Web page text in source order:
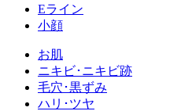
Eライン
小顔
お肌
ニキビ･ニキビ跡
毛穴･黒ずみ
ハリ･ツヤ